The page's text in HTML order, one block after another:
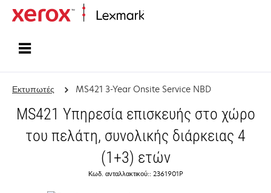
Εκτυπωτές MS421 3-Year Onsite Service NBD
MS421 Υπηρεσία επισκευής στο χώρο
του πελάτη, συνολικής διάρκειας 4
(1+3) ετών
Κωδ. ανταλλακτικού:: 2361901P